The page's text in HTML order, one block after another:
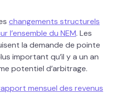
changements structurels
l’ensemble du NEM. Les
la demande de pointe
important qu’il y a un an
potentiel d’arbitrage.
mensuel des revenus